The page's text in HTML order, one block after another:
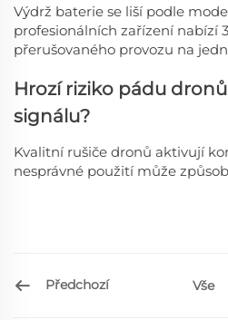
Výdrž baterie se liší podle
profesionálních zařízení nabízí
přerušovaného provozu na
Hrozí riziko pádu
signálu?
Kvalitní rušiče dronů aktivují
nesprávné použití může
Předchozí Vše